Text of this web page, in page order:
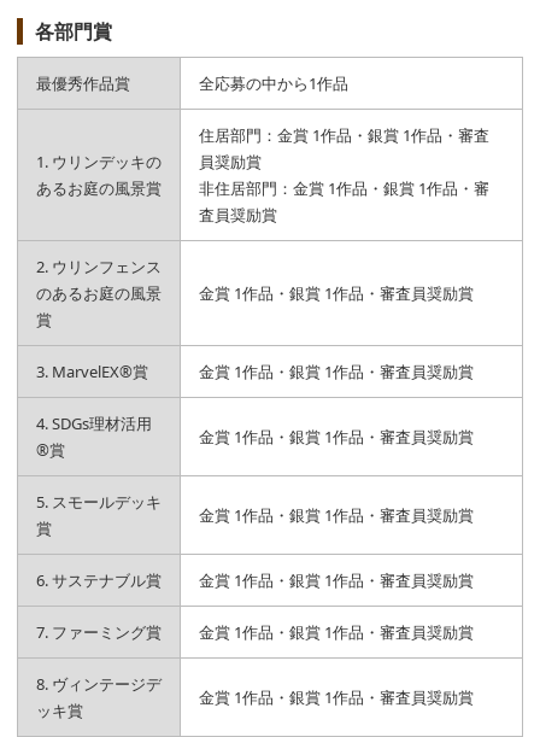
各部門賞
最優秀作品賞 全応募の中から1作品
1. ウリンデッキの
あるお庭の風景賞
住居部門：金賞 1作品・銀賞 1作品・審査
員奨励賞
非住居部門：金賞 1作品・銀賞 1作品・審
査員奨励賞
2. ウリンフェンス
のあるお庭の風景
賞
金賞 1作品・銀賞 1作品・審査員奨励賞
3. MarvelEX®賞 金賞 1作品・銀賞 1作品・審査員奨励賞
4. SDGs理材活用
®賞
金賞 1作品・銀賞 1作品・審査員奨励賞
5. スモールデッキ
賞
金賞 1作品・銀賞 1作品・審査員奨励賞
6. サステナブル賞 金賞 1作品・銀賞 1作品・審査員奨励賞
7. ファーミング賞 金賞 1作品・銀賞 1作品・審査員奨励賞
8. ヴィンテージデ
ッキ賞
金賞 1作品・銀賞 1作品・審査員奨励賞